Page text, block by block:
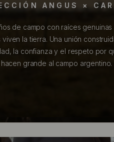
ANGUS ×
de campo con raíces genuinas
viven la tierra. Una unión
la confianza y el respeto por
hacen grande al campo argentino.